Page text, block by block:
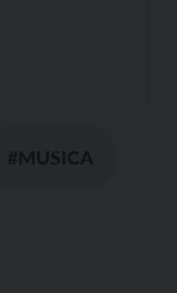
#MUSICA